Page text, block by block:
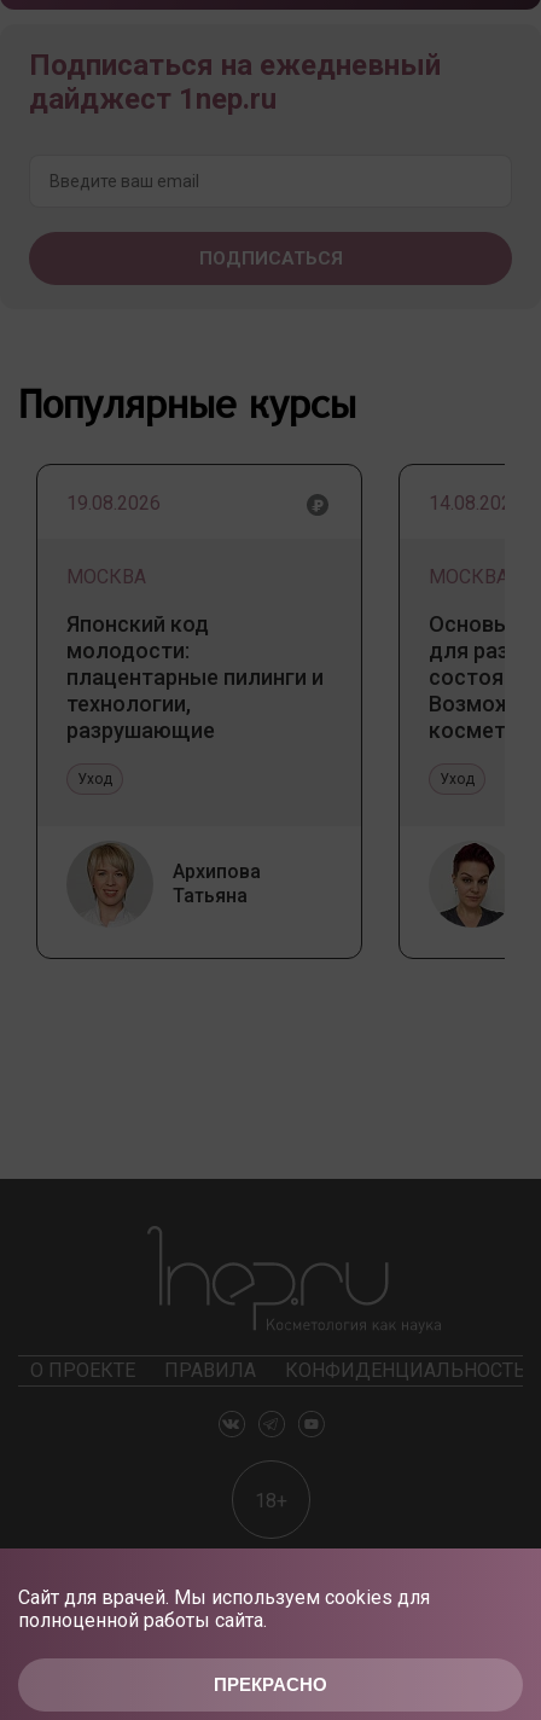
ПРЕКРАСНО
Сайт для врачей. Мы используем cookies для
полноценной работы сайта.
Подписаться на ежедневный
дайджест 1nep.ru
Популярные курсы
19.08.2026
МОСКВА
Японский код
молодости:
плацентарные пилинги и
технологии,
разрушающие
Уход
Архипова
Татьяна
14.08.2026
МОСКВА
Основы
для
Уход
О ПРОЕКТЕ ПРАВИЛА КОНФИДЕНЦИАЛЬНОСТЬ
18+